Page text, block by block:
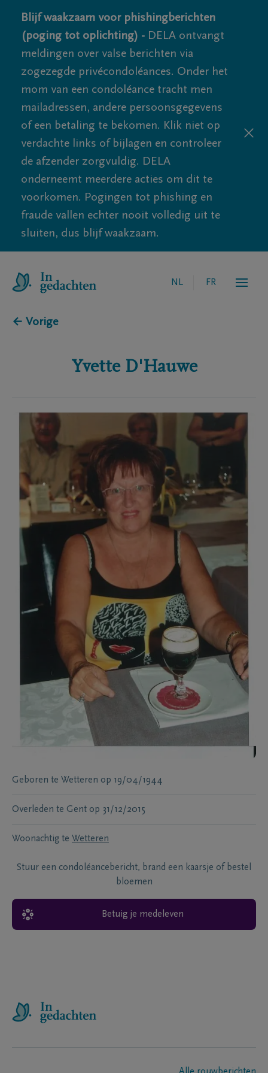
Blijf waakzaam voor phishingberichten
(poging tot oplichting) - DELA ontvangt
meldingen over valse berichten via
zogezegde privécondoléances. Onder het
mom van een condoléance tracht men
mailadressen, andere persoonsgegevens
of een betaling te bekomen. Klik niet op
verdachte links of bijlagen en controleer
de afzender zorgvuldig. DELA
onderneemt meerdere acties om dit te
voorkomen. Pogingen tot phishing en
fraude vallen echter nooit volledig uit te
sluiten, dus blijf waakzaam.
NL FR
← Vorige
Yvette D'Hauwe
Geboren te Wetteren op 19/04/1944
Overleden te Gent op 31/12/2015
Woonachtig te Wetteren
Stuur een condoléancebericht, brand een kaarsje of bestel
bloemen
Betuig je medeleven